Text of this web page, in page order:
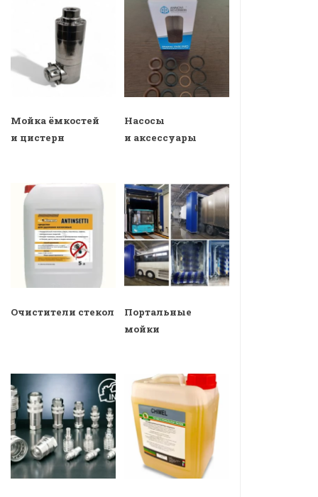
Мойка ёмкостей
и цистерн
Насосы
и аксессуары
Очистители стекол
Портальные
мойки